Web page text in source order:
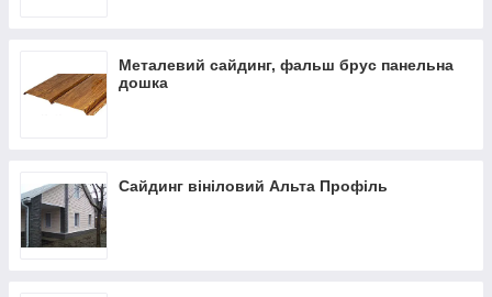
Металевий сайдинг, фальш брус панельна
дошка
Сайдинг вініловий Альта Профіль